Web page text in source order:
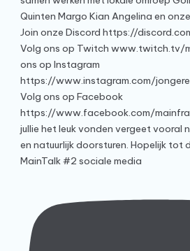
MainTalk #2 sociale media